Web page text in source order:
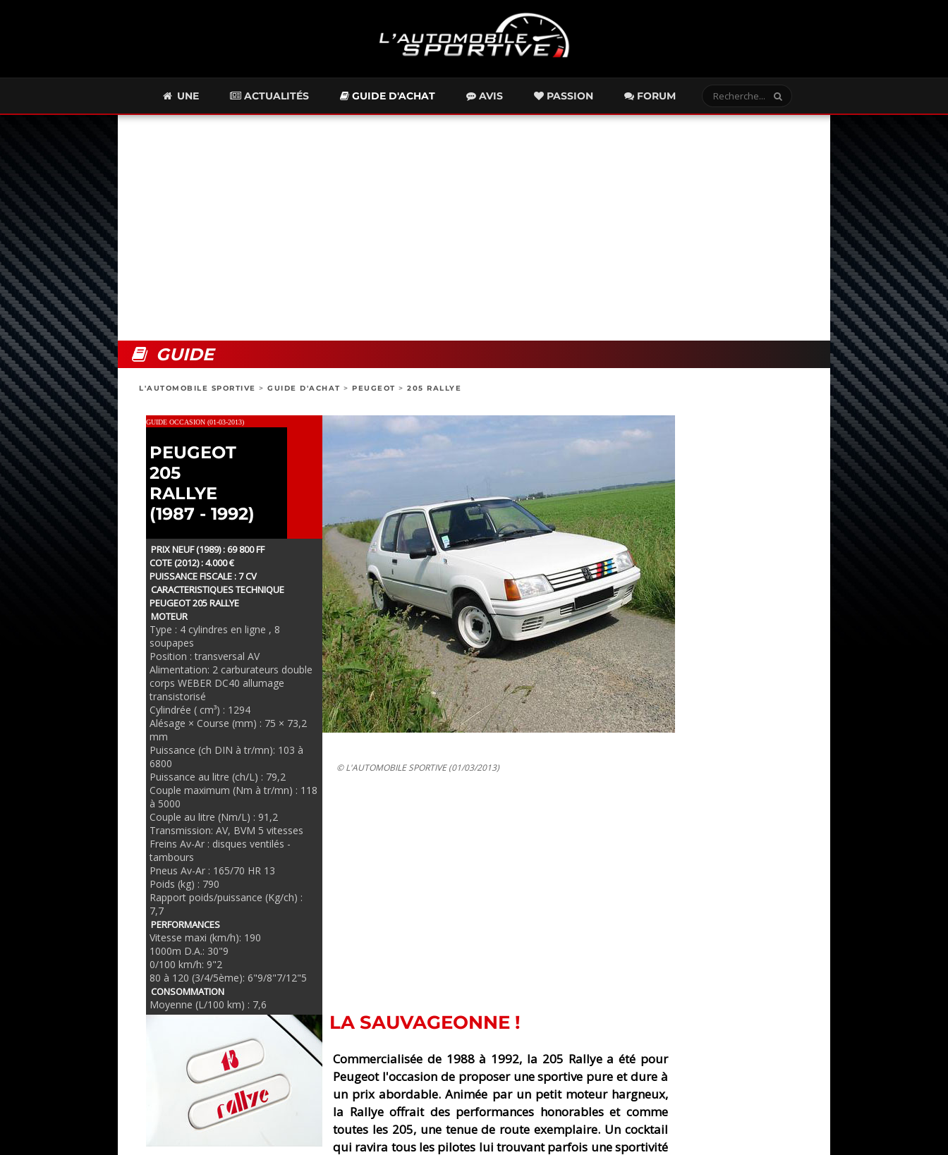
UNE ACTUALITÉS GUIDE D'ACHAT AVIS PASSION FORUM
GUIDE
L'AUTOMOBILE SPORTIVE > GUIDE D'ACHAT > PEUGEOT > 205 RALLYE
GUIDE OCCASION (01-03-2013)
PEUGEOT
205
RALLYE
(1987 - 1992)
PRIX NEUF (1989) : 69 800 FF
COTE (2012) : 4.000 €
PUISSANCE FISCALE : 7 CV
CARACTERISTIQUES TECHNIQUE
PEUGEOT 205 RALLYE
MOTEUR
Type : 4 cylindres en ligne , 8
soupapes
Position : transversal AV
Alimentation: 2 carburateurs double
corps WEBER DC40 allumage
transistorisé
Cylindrée ( cm³) : 1294
Alésage × Course (mm) : 75 × 73,2
mm
Puissance (ch DIN à tr/mn): 103 à
6800
Puissance au litre (ch/L) : 79,2
Couple maximum (Nm à tr/mn) : 118
à 5000
Couple au litre (Nm/L) : 91,2
Transmission: AV, BVM 5 vitesses
Freins Av-Ar : disques ventilés -
tambours
Pneus Av-Ar : 165/70 HR 13
Poids (kg) : 790
Rapport poids/puissance (Kg/ch) :
7,7
PERFORMANCES
Vitesse maxi (km/h): 190
1000m D.A.: 30"9
0/100 km/h: 9"2
80 à 120 (3/4/5ème): 6"9/8"7/12"5
CONSOMMATION
Moyenne (L/100 km) : 7,6
© L'AUTOMOBILE SPORTIVE (01/03/2013)
LA SAUVAGEONNE !
Commercialisée de 1988 à 1992, la 205 Rallye a été pour
Peugeot l'occasion de proposer une sportive pure et dure à
un prix abordable. Animée par un petit moteur hargneux,
la Rallye offrait des performances honorables et comme
toutes les 205, une tenue de route exemplaire. Un cocktail
qui ravira tous les pilotes lui trouvant parfois une sportivité